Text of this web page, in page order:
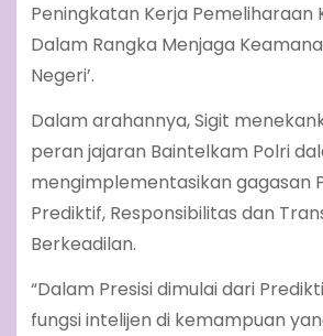
Peningkatan Kerja Pemeliharaan
Dalam Rangka Menjaga
Negeri’.
Dalam arahannya, Sigit
peran jajaran Baintelkam Polri
mengimplementasikan gagasan
Prediktif, Responsibilitas dan
Berkeadilan.
“Dalam Presisi dimulai dari
fungsi intelijen di kemampuan